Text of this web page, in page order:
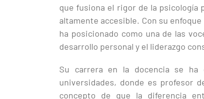
que fusiona el rigor de la
altamente accesible. Con su
ha posicionado como una de las
desarrollo personal y el liderazgo
Su carrera en la docencia se ha
universidades, donde es profesor
concepto de que la diferencia